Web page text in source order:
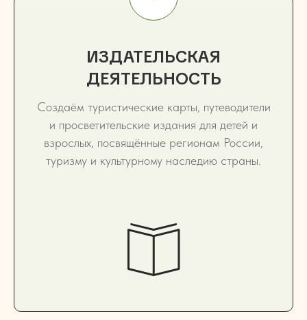
ИЗДАТЕЛЬСКАЯ
ДЕЯТЕЛЬНОСТЬ
Создаём туристические карты, путеводители
и просветительские издания для детей и
взрослых, посвящённые регионам России,
туризму и культурному наследию страны.